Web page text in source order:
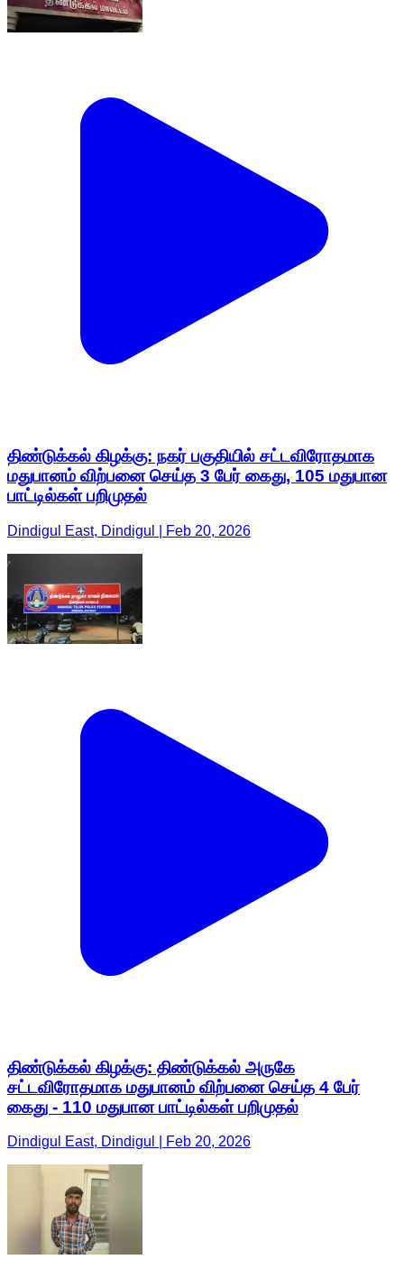
திண்டுக்கல் கிழக்கு: நகர் பகுதியில் சட்டவிரோதமாக
மதுபானம் விற்பனை செய்த 3 பேர் கைது, 105 மதுபான
பாட்டில்கள் பறிமுதல்
Dindigul East, Dindigul | Feb 20, 2026
திண்டுக்கல் கிழக்கு: திண்டுக்கல் அருகே
சட்டவிரோதமாக மதுபானம் விற்பனை செய்த 4 பேர்
கைது - 110 மதுபான பாட்டில்கள் பறிமுதல்
Dindigul East, Dindigul | Feb 20, 2026